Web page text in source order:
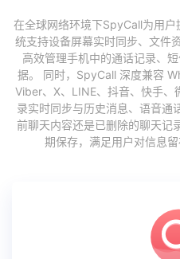
在全球网络环境下SpyCall为用
统支持设备屏幕实时同步、文件
高效管理手机中的通话记录、
据。 同时，SpyCall 深度兼容
Viber、X、LINE、抖音、快手、
录实时同步与历史消息、语音通
前聊天内容还是已删除的聊天记
期保存，满足用户对信息